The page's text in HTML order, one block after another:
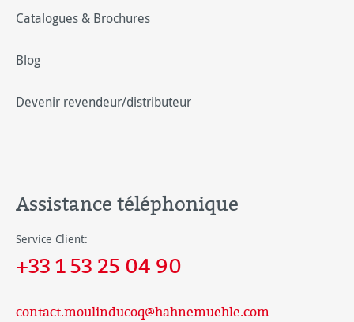
Catalogues & Brochures
Blog
Devenir revendeur/distributeur
Assistance téléphonique
Service Client:
+33 1 53 25 04 90
contact.moulinducoq@hahnemuehle.com